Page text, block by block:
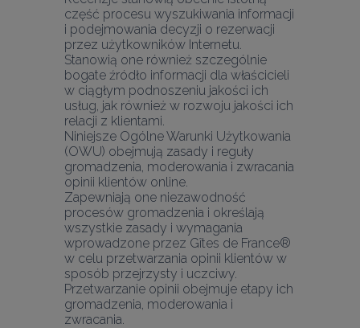
część procesu wyszukiwania informacji
i podejmowania decyzji o rezerwacji
przez użytkowników Internetu.
Stanowią one również szczególnie
bogate źródło informacji dla właścicieli
w ciągłym podnoszeniu jakości ich
usług, jak również w rozwoju jakości ich
relacji z klientami.
Niniejsze Ogólne Warunki Użytkowania
(OWU) obejmują zasady i reguły
gromadzenia, moderowania i zwracania
opinii klientów online.
Zapewniają one niezawodność
procesów gromadzenia i określają
wszystkie zasady i wymagania
wprowadzone przez Gîtes de France®
w celu przetwarzania opinii klientów w
sposób przejrzysty i uczciwy.
Przetwarzanie opinii obejmuje etapy ich
gromadzenia, moderowania i
zwracania.